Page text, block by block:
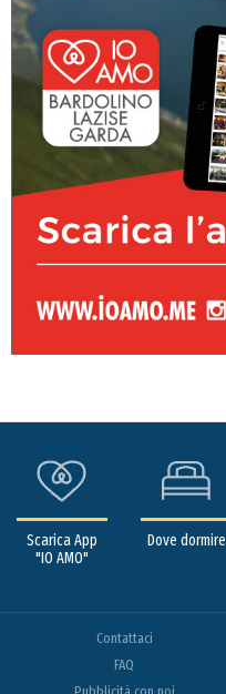
Scarica App
"IO AMO"
Dove dormire
Contattaci
FAQ